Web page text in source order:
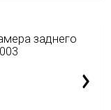
заднего